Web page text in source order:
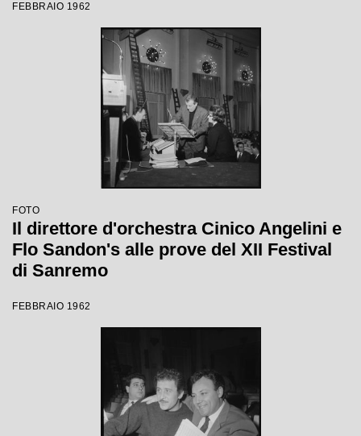
FEBBRAIO 1962
FOTO
Il direttore d'orchestra Cinico Angelini e
Flo Sandon's alle prove del XII Festival
di Sanremo
FEBBRAIO 1962